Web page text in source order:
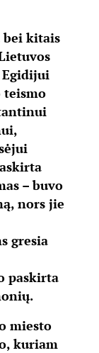
bei kitais
Egidijui
teismo
– buvo
nors jie
gresia
paskirta
miesto
kuriam